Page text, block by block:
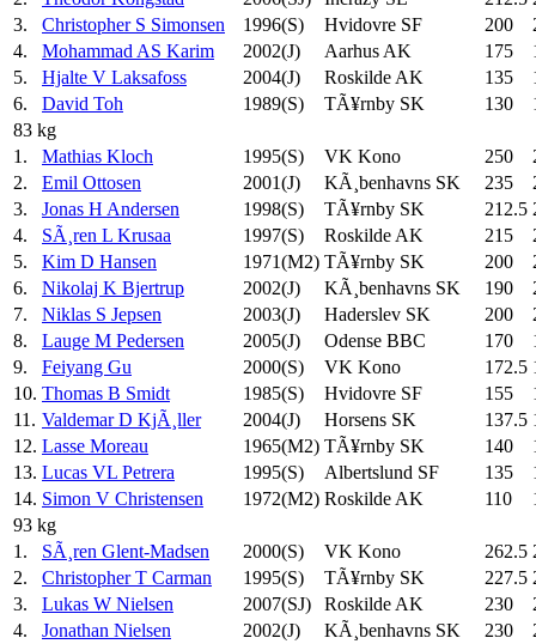
3.
Christopher S Simonsen 1996(S) Hvidovre SF 200
4.
Mohammad AS Karim 2002(J) Aarhus AK 175
5.
Hjalte V Laksafoss 2004(J) Roskilde AK 135
6.
David Toh 1989(S) TÃ¥rnby SK 130
83 kg
1.
Mathias Kloch 1995(S) VK Kono 250
2.
Emil Ottosen 2001(J) KÃ¸benhavns SK 235
3.
Jonas H Andersen 1998(S) TÃ¥rnby SK 212.5
4.
SÃ¸ren L Krusaa 1997(S) Roskilde AK 215
5.
Kim D Hansen 1971(M2) TÃ¥rnby SK 200
6.
Nikolaj K Bjertrup 2002(J) KÃ¸benhavns SK 190
7.
Niklas S Jepsen 2003(J) Haderslev SK 200
8.
Lauge M Pedersen 2005(J) Odense BBC 170
9.
Feiyang Gu 2000(S) VK Kono 172.5
10. Thomas B Smidt 1985(S) Hvidovre SF 155
11. Valdemar D KjÃ¸ller 2004(J) Horsens SK 137.5
12. Lasse Moreau 1965(M2) TÃ¥rnby SK 140
13. Lucas VL Petrera 1995(S) Albertslund SF 135
14. Simon V Christensen 1972(M2) Roskilde AK 110
93 kg
1.
SÃ¸ren Glent-Madsen 2000(S) VK Kono 262.5
2.
Christopher T Carman 1995(S) TÃ¥rnby SK 227.5
3.
Lukas W Nielsen 2007(SJ) Roskilde AK 230
4.
Jonathan Nielsen 2002(J) KÃ¸benhavns SK 230